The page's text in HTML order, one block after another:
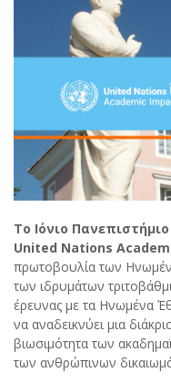
Το Ιόνιο
United Nations
πρωτοβουλία των
των ιδρυμάτων
έρευνας με τα Ηνωμένα
να αναδεικνύει μια
βιωσιμότητα των
των ανθρώπινων